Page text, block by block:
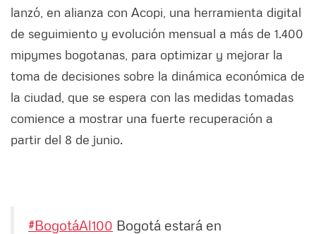
lanzó, en alianza con Acopi, una herramienta digital
de seguimiento y evolución mensual a más de 1.400
mipymes bogotanas, para optimizar y mejorar la
toma de decisiones sobre la dinámica económica de
la ciudad, que se espera con las medidas tomadas
comience a mostrar una fuerte recuperación a
partir del 8 de junio.
#BogotáAl100 Bogotá estará en